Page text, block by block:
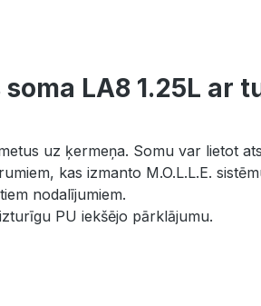
LA8 1.25L ar
uz ķermeņa. Somu var lietot
kas izmanto M.O.L.L.E.
nodalījumiem.
PU iekšējo pārklājumu.